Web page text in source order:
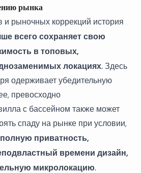
рынка
и рыночных коррекций история
всего сохраняет свою
в топовых,
локациях. Здесь
одерживает убедительную
превосходно
с бассейном также может
спаду на рынке при условии,
полную приватность,
времени дизайн,
микролокацию.